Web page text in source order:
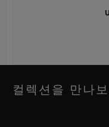
컬렉션을 만나